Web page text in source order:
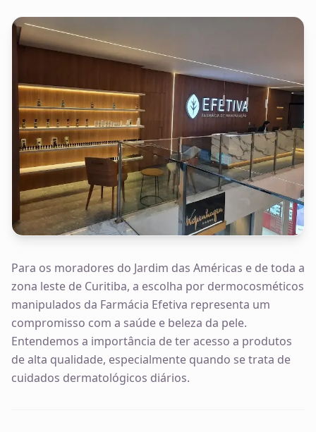
Para os moradores do Jardim das Américas e de toda a
zona leste de Curitiba, a escolha por dermocosméticos
manipulados da Farmácia Efetiva representa um
compromisso com a saúde e beleza da pele.
Entendemos a importância de ter acesso a produtos
de alta qualidade, especialmente quando se trata de
cuidados dermatológicos diários.